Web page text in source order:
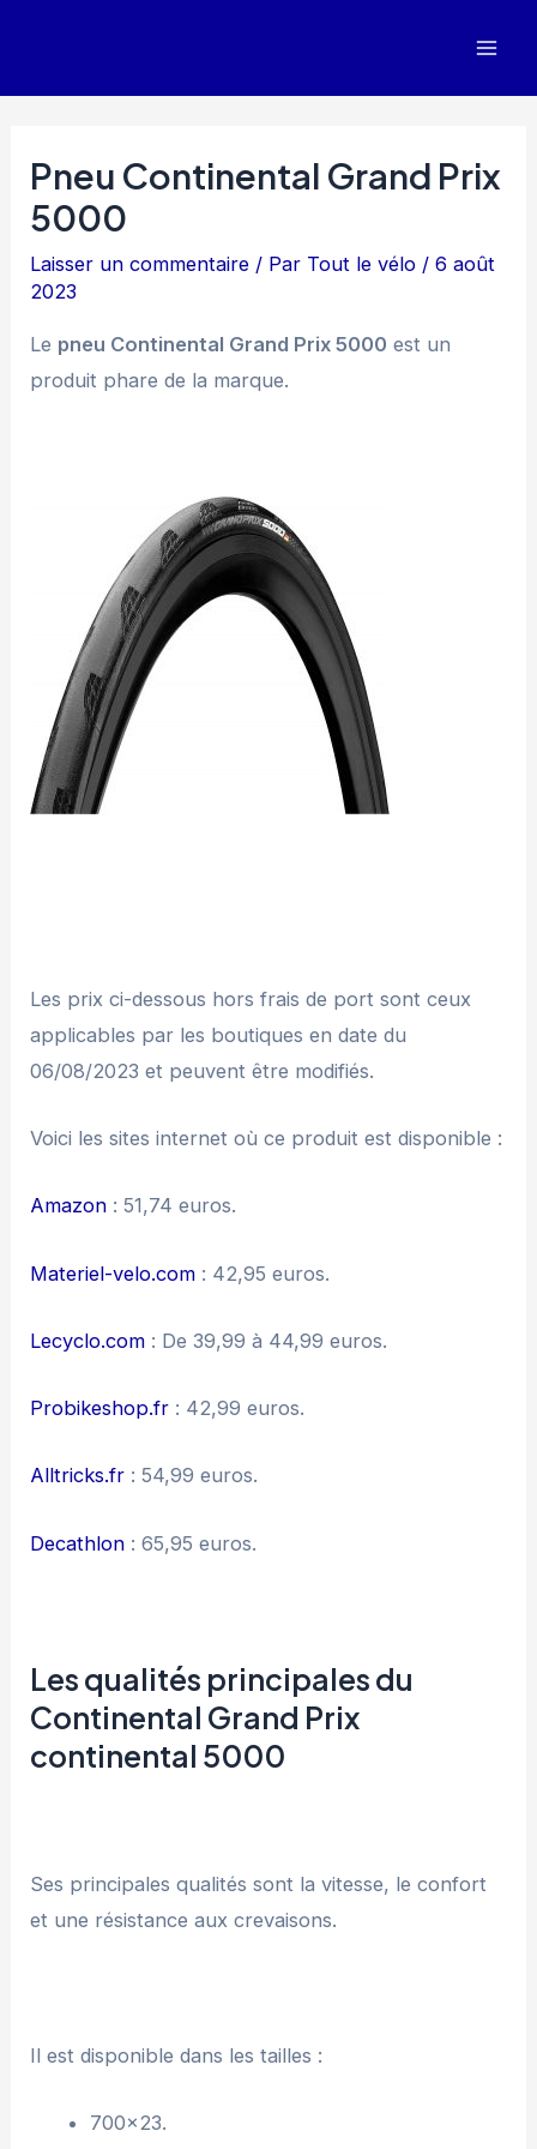
Pneu Continental Grand Prix
5000
Laisser un commentaire / Par Tout le vélo /6 août
2023
Le pneu Continental Grand Prix 5000 est un
produit phare de la marque.
Les prix ci-dessous hors frais de port sont ceux
applicables par les boutiques en date du
06/08/2023 et peuvent être modifiés.
Voici les sites internet où ce produit est disponible :
Amazon : 51,74 euros.
Materiel-velo.com : 42,95 euros.
Lecyclo.com : De 39,99 à 44,99 euros.
Probikeshop.fr : 42,99 euros.
Alltricks.fr : 54,99 euros.
Decathlon : 65,95 euros.
Les qualités principales du
Continental Grand Prix
continental 5000
Ses principales qualités sont la vitesse, le confort
et une résistance aux crevaisons.
Il est disponible dans les tailles :
700×23.